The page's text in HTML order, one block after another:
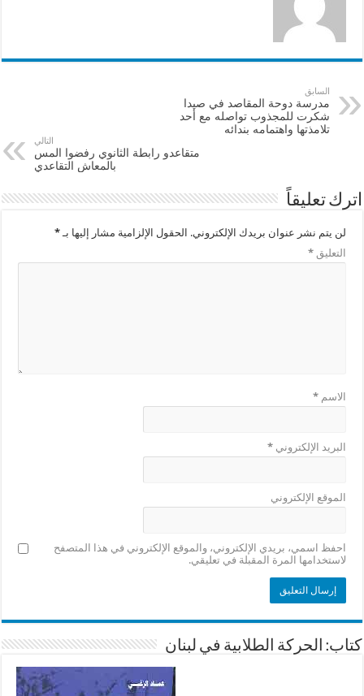
السابق
مدرسة دوحة المقاصد في صيدا
شكرت للمجذوب تواصله مع أحد
تلامذتها واهتمامه بندائه
التالي
متقاعدو رابطة الثانوي رفضوا المس
بالمعاش التقاعدي
اترك تعليقاً
لن يتم نشر عنوان بريدك الإلكتروني. الحقول الإلزامية مشار إليها بـ*
التعليق*
الاسم*
البريد الإلكتروني*
الموقع الإلكتروني
احفظ اسمي، بريدي الإلكتروني، والموقع الإلكتروني في هذا المتصفح
لاستخدامها المرة المقبلة في تعليقي.
كتاب: الحركة الطلابية في لبنان